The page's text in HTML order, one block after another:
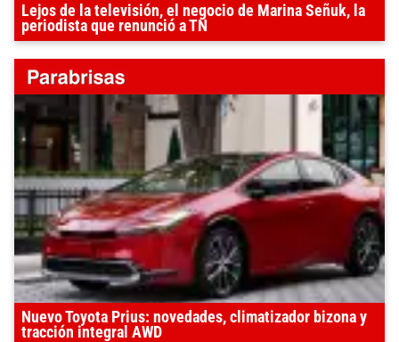
Lejos de la televisión, el negocio de Marina Señuk, la
periodista que renunció a TN
Nuevo Toyota Prius: novedades, climatizador bizona y
tracción integral AWD